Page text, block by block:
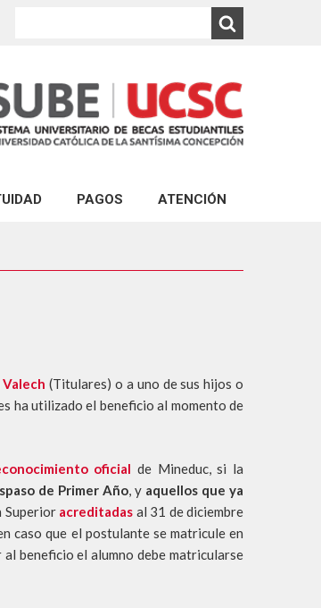
PAGOS
ABONOS AL ARANCEL DE CARRERAS DE
PAGO POR REPOSICIÓN DE ESTUDIOS
ATENCIÓN
CONSULTA VIA PORTAL
(Titulares) o a uno de sus hijos o
ha utilizado el beneficio al momento de
oficial de Mineduc, si la
de Primer Año, y aquellos que ya
Superior acreditadas al 31 de diciembre
caso que el postulante se matricule en
beneficio el alumno debe matricularse